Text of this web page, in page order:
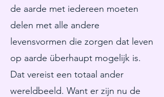
de aarde met iedereen moeten
delen met alle andere
levensvormen die zorgen dat leven
op aarde überhaupt mogelijk is.
Dat vereist een totaal ander
wereldbeeld. Want er zijn nu de